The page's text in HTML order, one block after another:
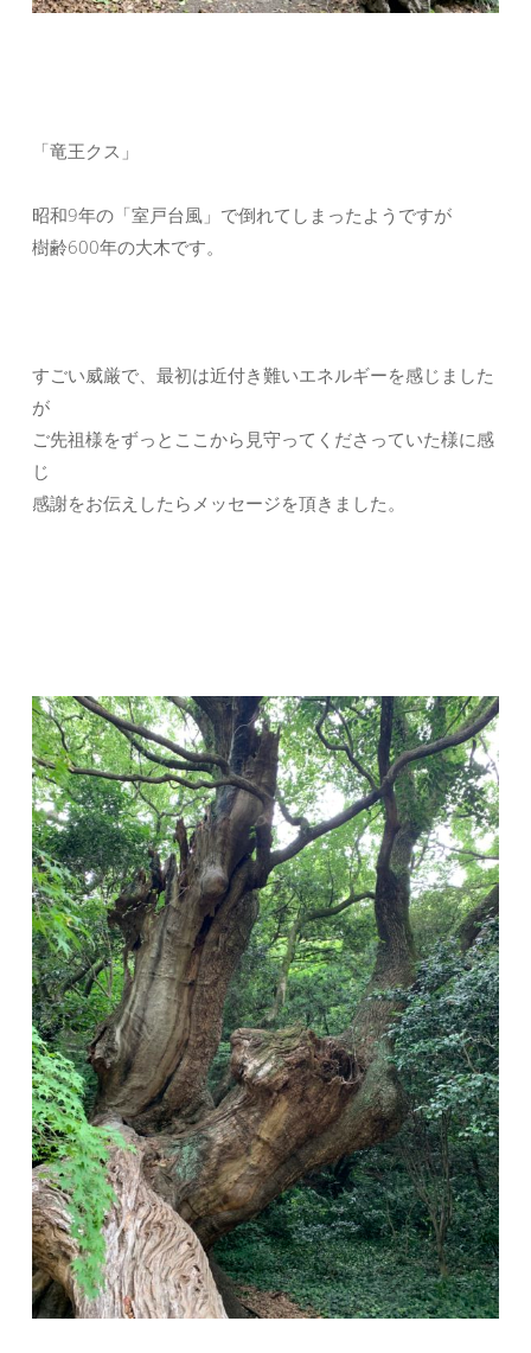
「竜王クス」
昭和9年の「室戸台風」で倒れてしまったようですが
樹齢600年の大木です。
すごい威厳で、最初は近付き難いエネルギーを感じました
が
ご先祖様をずっとここから見守ってくださっていた様に感
じ
感謝をお伝えしたらメッセージを頂きました。